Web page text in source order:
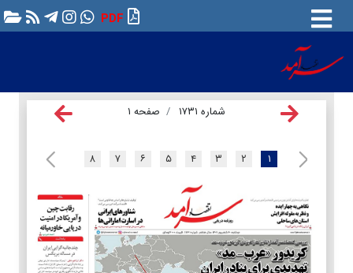
PDF
شماره ۱۷۳۱ صفحه ۱
۱ ۲ ۳ ۴ ۵ ۶ ۷ ۸